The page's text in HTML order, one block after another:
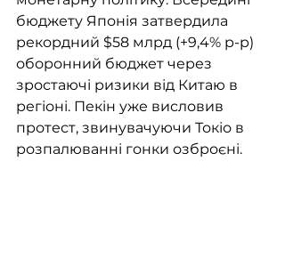
бюджету Японія затвердила
рекордний $58 млрд (+9,4% р-р)
оборонний бюджет через
зростаючі ризики від Китаю в
регіоні. Пекін уже висловив
протест, звинувачуючи Токіо в
розпалюванні гонки озброєні.